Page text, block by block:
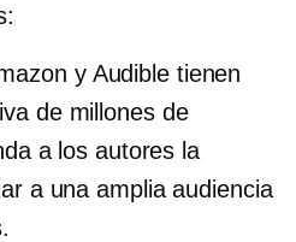
y Audible tienen
de millones de
a los autores la
a una amplia audiencia